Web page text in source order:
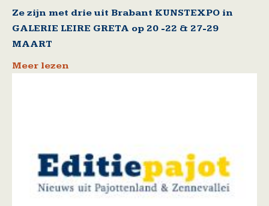
Ze zijn met drie uit Brabant KUNSTEXPO in
GALERIE LEIRE GRETA op 20 -22 & 27-29
MAART
Meer lezen